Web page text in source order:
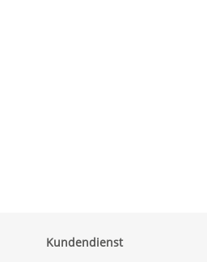
Kundendienst